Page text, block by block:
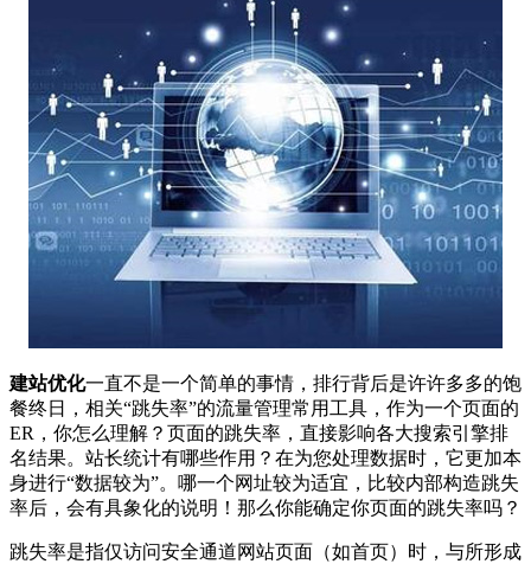
建站优化一直不是一个简单的事情，排行背后是许许多多的饱
餐终日，相关“跳失率”的流量管理常用工具，作为一个页面的
ER，你怎么理解？页面的跳失率，直接影响各大搜索引擎排
名结果。站长统计有哪些作用？在为您处理数据时，它更加本
身进行“数据较为”。哪一个网址较为适宜，比较内部构造跳失
率后，会有具象化的说明！那么你能确定你页面的跳失率吗？
跳失率是指仅访问安全通道网站页面（如首页）时，与所形成